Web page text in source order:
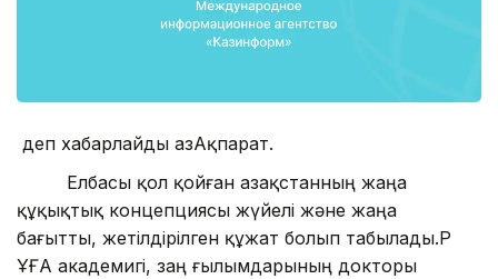
деп хабарлайды ҚазАқпарат.
Елбасы қол қойған Қазақстанның жаңа
құқықтық концепциясы жүйелі және жаңа
бағытты, жетілдірілген құжат болып табылады.ҚР
ҰҒА академигі, заң ғылымдарының докторы